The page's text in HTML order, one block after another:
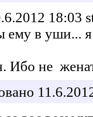
18:03
ему в уши...
Ибо не